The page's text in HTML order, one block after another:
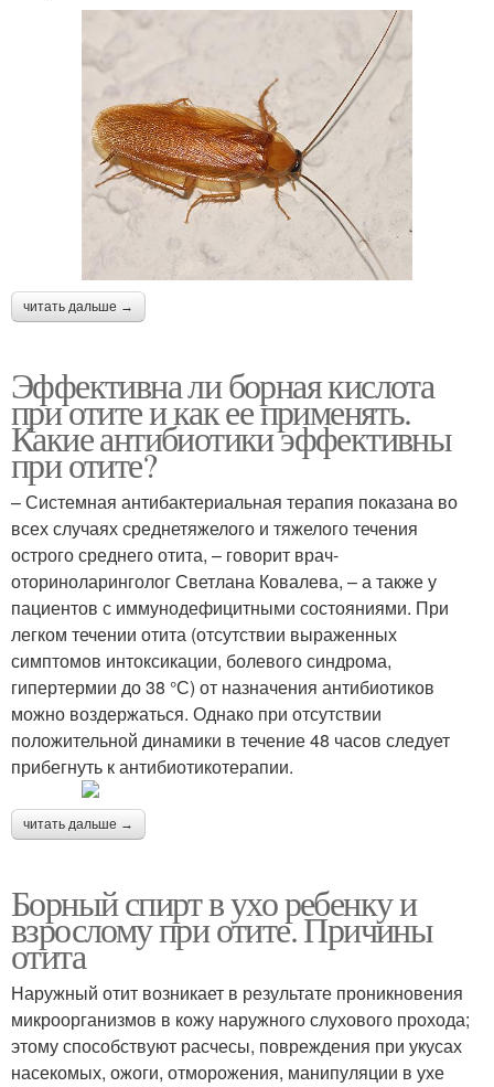
читать дальше →
Эффективна ли борная кислота
при отите и как ее применять.
Какие антибиотики эффективны
при отите?
– Системная антибактериальная терапия показана во
всех случаях среднетяжелого и тяжелого течения
острого среднего отита, – говорит врач-
оториноларинголог Светлана Ковалева, – а также у
пациентов с иммунодефицитными состояниями. При
легком течении отита (отсутствии выраженных
симптомов интоксикации, болевого синдрома,
гипертермии до 38 °С) от назначения антибиотиков
можно воздержаться. Однако при отсутствии
положительной динамики в течение 48 часов следует
прибегнуть к антибиотикотерапии.
читать дальше →
Борный спирт в ухо ребенку и
взрослому при отите. Причины
отита
Наружный отит возникает в результате проникновения
микроорганизмов в кожу наружного слухового прохода;
этому способствуют расчесы, повреждения при укусах
насекомых, ожоги, отморожения, манипуляции в ухе